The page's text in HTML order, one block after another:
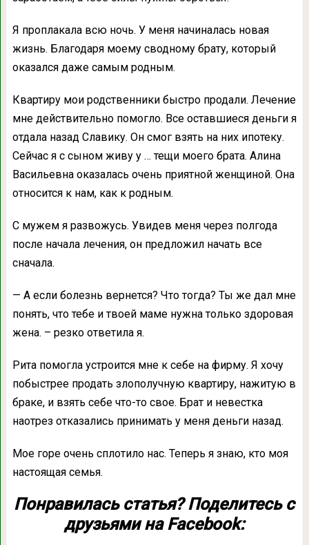
Я проплакала всю ночь. У меня начиналась новая
жизнь. Благодаря моему сводному брату, который
оказался даже самым родным.
Квартиру мои родственники быстро продали. Лечение
мне действительно помогло. Все оставшиеся деньги я
отдала назад Славику. Он смог взять на них ипотеку.
Сейчас я с сыном живу у … тещи моего брата. Алина
Васильевна оказалась очень приятной женщиной. Она
относится к нам, как к родным.
С мужем я развожусь. Увидев меня через полгода
после начала лечения, он предложил начать все
сначала.
— А если болезнь вернется? Что тогда? Ты же дал мне
понять, что тебе и твоей маме нужна только здоровая
жена. – резко ответила я.
Рита помогла устроится мне к себе на фирму. Я хочу
побыстрее продать злополучную квартиру, нажитую в
браке, и взять себе что-то свое. Брат и невестка
наотрез отказались принимать у меня деньги назад.
Мое горе очень сплотило нас. Теперь я знаю, кто моя
настоящая семья.
Понравилась статья? Поделитесь с
друзьями на Facebook: